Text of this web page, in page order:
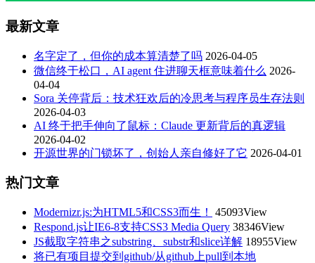
最新文章
名字定了，但你的成本算清楚了吗 2026-04-05
微信终于松口，AI agent 住进聊天框意味着什么 2026-
04-04
Sora 关停背后：技术狂欢后的冷思考与程序员生存法则
2026-04-03
AI 终于把手伸向了鼠标：Claude 更新背后的真逻辑
2026-04-02
开源世界的门锁坏了，创始人亲自修好了它 2026-04-01
热门文章
Modernizr.js:为HTML5和CSS3而生！
45093View
Respond.js让IE6-8支持CSS3 Media Query 38346View
JS截取字符串之substring、substr和slice详解 18955View
将已有项目提交到github/从github上pull到本地